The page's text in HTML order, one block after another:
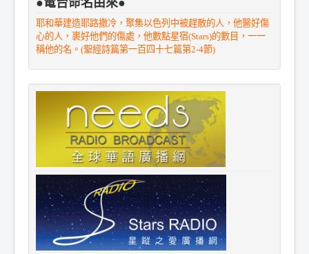
耶和華建造耶路撒冷，聚集以色列中被趕散的人，他醫好傷
心的人，裹好他們的傷處，他數點星宿(Stars)的數目，一一
稱他的名。(聖經詩篇第一百四十七篇第2-4節)